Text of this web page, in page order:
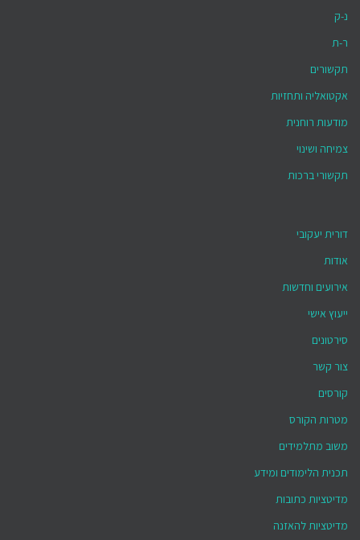
נ-ק
ר-ת
תקשורים
אקטואליה ותחזיות
מודעות רוחנית
צמיחה ושינוי
תקשורי ברכות
דורית יעקובי
אודות
אירועים וחדשות
ייעוץ אישי
סירטונים
צור קשר
קורסים
מטרות הקורס
משוב מתלמידים
תכנית הלימודים ומידע
מדיטציות כתובות
מדיטציות להאזנה